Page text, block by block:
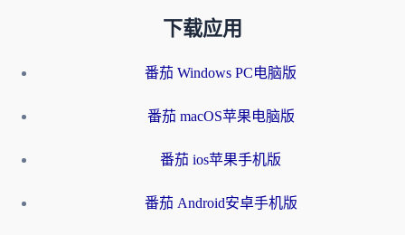
下载应用
番茄 Windows PC电脑版
番茄 macOS苹果电脑版
番茄 ios苹果手机版
番茄 Android安卓手机版